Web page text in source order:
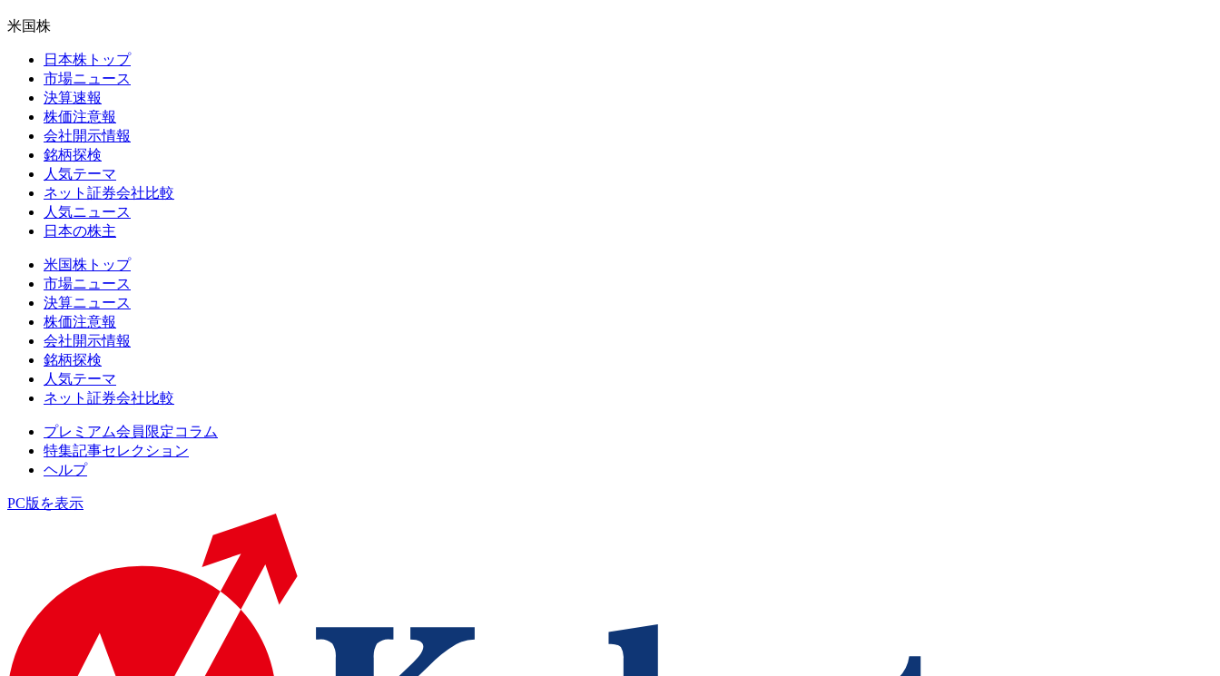
米国株
日本株トップ
市場ニュース
決算速報
株価注意報
会社開示情報
銘柄探検
人気テーマ
ネット証券会社比較
人気ニュース
日本の株主
米国株トップ
市場ニュース
決算ニュース
株価注意報
会社開示情報
銘柄探検
人気テーマ
ネット証券会社比較
プレミアム会員限定コラム
特集記事セレクション
ヘルプ
PC版を表示